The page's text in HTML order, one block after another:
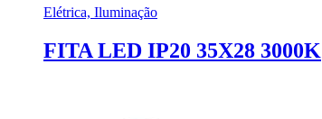
Elétrica, Iluminação
FITA LED IP20 35X28 3000K